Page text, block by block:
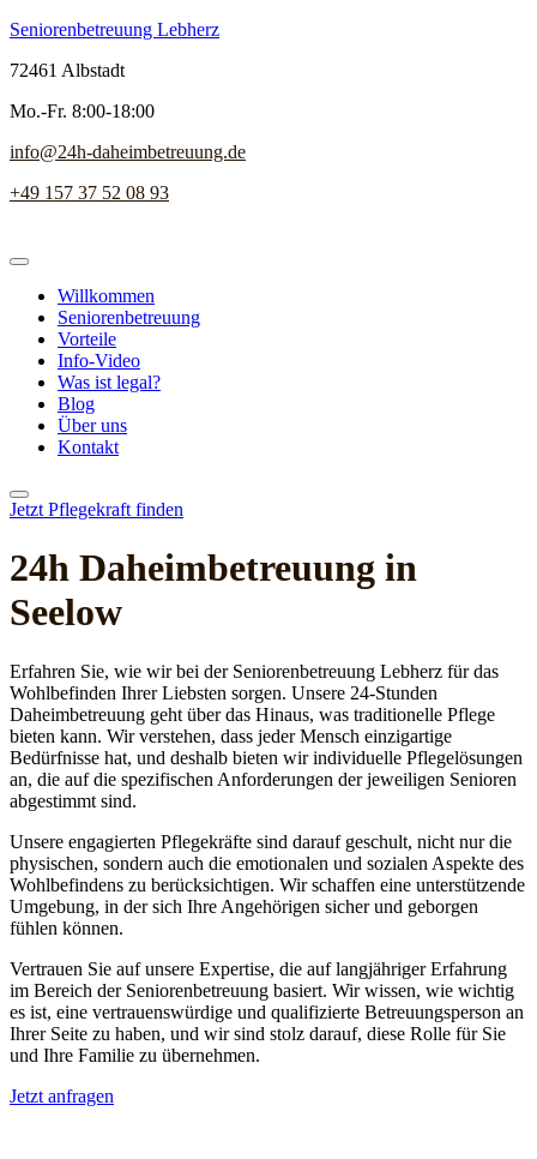
Seniorenbetreuung Lebherz
72461 Albstadt
Mo.-Fr. 8:00-18:00
info@24h-daheimbetreuung.de
+49 157 37 52 08 93
Willkommen
Seniorenbetreuung
Vorteile
Info-Video
Was ist legal?
Blog
Über uns
Kontakt
Jetzt Pflegekraft finden
24h Daheim­betreuung in
Seelow
Erfahren Sie, wie wir bei der Seniorenbetreuung Lebherz für das
Wohlbefinden Ihrer Liebsten sorgen. Unsere 24-Stunden
Daheimbetreuung geht über das Hinaus, was traditionelle Pflege
bieten kann. Wir verstehen, dass jeder Mensch einzigartige
Bedürfnisse hat, und deshalb bieten wir individuelle Pflegelösungen
an, die auf die spezifischen Anforderungen der jeweiligen Senioren
abgestimmt sind.
Unsere engagierten Pflegekräfte sind darauf geschult, nicht nur die
physischen, sondern auch die emotionalen und sozialen Aspekte des
Wohlbefindens zu berücksichtigen. Wir schaffen eine unterstützende
Umgebung, in der sich Ihre Angehörigen sicher und geborgen
fühlen können.
Vertrauen Sie auf unsere Expertise, die auf langjähriger Erfahrung
im Bereich der Seniorenbetreuung basiert. Wir wissen, wie wichtig
es ist, eine vertrauenswürdige und qualifizierte Betreuungsperson an
Ihrer Seite zu haben, und wir sind stolz darauf, diese Rolle für Sie
und Ihre Familie zu übernehmen.
Jetzt anfragen